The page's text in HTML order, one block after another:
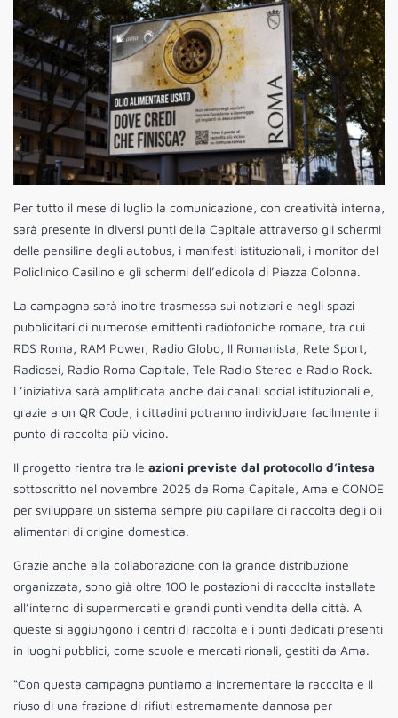
Per tutto il mese di luglio la comunicazione, con creatività interna,
sarà presente in diversi punti della Capitale attraverso gli schermi
delle pensiline degli autobus, i manifesti istituzionali, i monitor del
Policlinico Casilino e gli schermi dell’edicola di Piazza Colonna.
La campagna sarà inoltre trasmessa sui notiziari e negli spazi
pubblicitari di numerose emittenti radiofoniche romane, tra cui
RDS Roma, RAM Power, Radio Globo, Il Romanista, Rete Sport,
Radiosei, Radio Roma Capitale, Tele Radio Stereo e Radio Rock.
L’iniziativa sarà amplificata anche dai canali social istituzionali e,
grazie a un QR Code, i cittadini potranno individuare facilmente il
punto di raccolta più vicino.
Il progetto rientra tra le azioni previste dal protocollo d’intesa
sottoscritto nel novembre 2025 da Roma Capitale, Ama e CONOE
per sviluppare un sistema sempre più capillare di raccolta degli oli
alimentari di origine domestica.
Grazie anche alla collaborazione con la grande distribuzione
organizzata, sono già oltre 100 le postazioni di raccolta installate
all’interno di supermercati e grandi punti vendita della città. A
queste si aggiungono i centri di raccolta e i punti dedicati presenti
in luoghi pubblici, come scuole e mercati rionali, gestiti da Ama.
“Con questa campagna puntiamo a incrementare la raccolta e il
riuso di una frazione di rifiuti estremamente dannosa per